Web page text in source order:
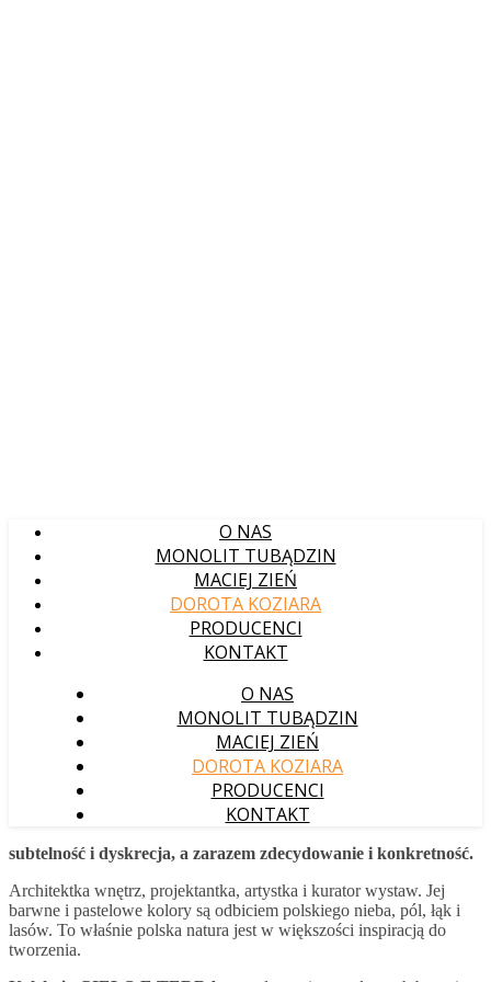
O NAS
MONOLIT TUBĄDZIN
MACIEJ ZIEŃ
DOROTA KOZIARA
PRODUCENCI
KONTAKT
O NAS
MONOLIT TUBĄDZIN
MACIEJ ZIEŃ
DOROTA KOZIARA
PRODUCENCI
KONTAKT
subtelność i dyskrecja, a zarazem zdecydowanie i konkretność.
Architektka wnętrz, projektantka, artystka i kurator wystaw. Jej
barwne i pastelowe kolory są odbiciem polskiego nieba, pól, łąk i
lasów. To właśnie polska natura jest w większości inspiracją do
tworzenia.